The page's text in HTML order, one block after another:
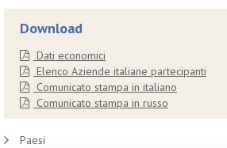
Download
Dati economici
Elenco Aziende italiane partecipanti
Comunicato stampa in italiano
Comunicato stampa in russo
Paesi